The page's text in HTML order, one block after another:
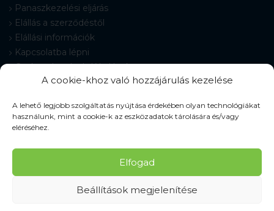
A cookie-khoz való hozzájárulás kezelése
A lehető legjobb szolgáltatás nyújtása érdekében olyan technológiákat
használunk, mint a cookie-k az eszközadatok tárolására és/vagy
eléréséhez.
Elfogad
Beállítások megjelenítése
Panaszkezelési eljárás
Elállás a szerződéstől
Elállási információk
Kapcsolatba lépni
Gyakran Ismételt Kérdések
Cookie-beállítások